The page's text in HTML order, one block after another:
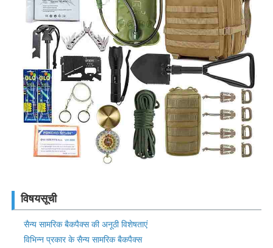
विषयसूची
सैन्य सामरिक बैकपैक्स की अनूठी विशेषताएं
विभिन्न प्रकार के सैन्य सामरिक बैकपैक्स